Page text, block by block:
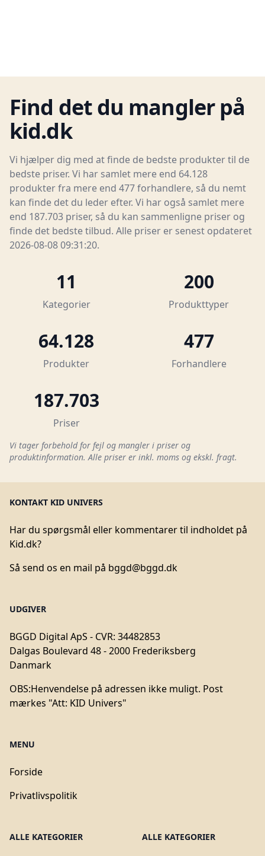
Find det du mangler på
kid.dk
Vi hjælper dig med at finde de bedste produkter til de
bedste priser. Vi har samlet mere end 64.128
produkter fra mere end 477 forhandlere, så du nemt
kan finde det du leder efter. Vi har også samlet mere
end 187.703 priser, så du kan sammenligne priser og
finde det bedste tilbud. Alle priser er senest opdateret
2026-08-08 09:31:20.
11
Kategorier
200
Produkttyper
64.128
Produkter
477
Forhandlere
187.703
Priser
Vi tager forbehold for fejl og mangler i priser og
produktinformation. Alle priser er inkl. moms og ekskl. fragt.
KONTAKT KID UNIVERS
Har du spørgsmål eller kommentarer til indholdet på
Kid.dk?
Så send os en mail på bggd@bggd.dk
UDGIVER
BGGD Digital ApS - CVR: 34482853
Dalgas Boulevard 48 - 2000 Frederiksberg
Danmark
OBS:Henvendelse på adressen ikke muligt. Post
mærkes "Att: KID Univers"
MENU
Forside
Privatlivspolitik
ALLE KATEGORIER ALLE KATEGORIER